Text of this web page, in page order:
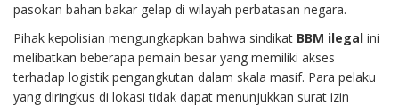
pasokan bahan bakar gelap di wilayah perbatasan negara.
Pihak kepolisian mengungkapkan bahwa sindikat BBM ilegal ini
melibatkan beberapa pemain besar yang memiliki akses
terhadap logistik pengangkutan dalam skala masif. Para pelaku
yang diringkus di lokasi tidak dapat menunjukkan surat izin